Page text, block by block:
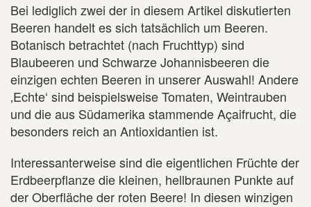
Bei lediglich zwei der in diesem Artikel diskutierten
Beeren handelt es sich tatsächlich um Beeren.
Botanisch betrachtet (nach Fruchttyp) sind
Blaubeeren und Schwarze Johannisbeeren die
einzigen echten Beeren in unserer Auswahl! Andere
‚Echte‘ sind beispielsweise Tomaten, Weintrauben
und die aus Südamerika stammende Açaifrucht, die
besonders reich an Antioxidantien ist.
Interessanterweise sind die eigentlichen Früchte der
Erdbeerpflanze die kleinen, hellbraunen Punkte auf
der Oberfläche der roten Beere! In diesen winzigen